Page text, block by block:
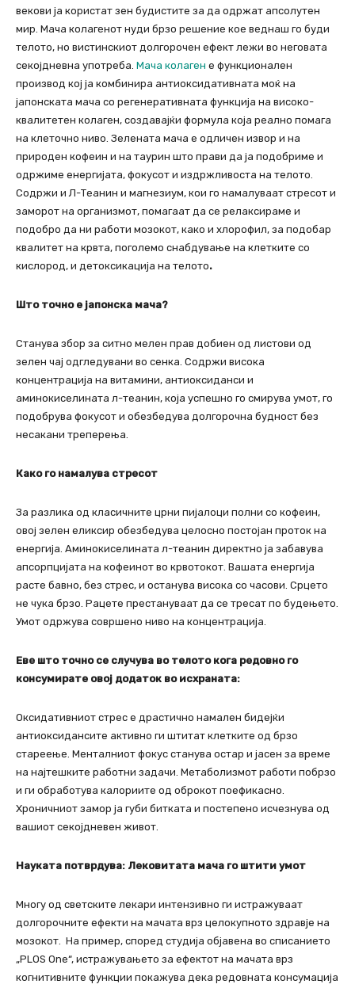
векови ја користат зен будистите за да одржат апсолутен
мир. Мача колагенот нуди брзо решение кое веднаш го буди
телото, но вистинскиот долгорочен ефект лежи во неговата
секојдневна употреба. Мача колаген е функционален
производ кој ја комбинира антиоксидативната моќ на
јапонската мача со регенеративната функција на високо-
квалитетен колаген, создавајќи формула која реално помага
на клеточно ниво. Зелената мача е одличен извор и на
природен кофеин и на таурин што прави да ја подобриме и
одржиме енергијата, фокусот и издржливоста на телото.
Содржи и Л-Теанин и магнезиум, кои го намалуваат стресот и
заморот на организмот, помагаат да се релаксираме и
подобро да ни работи мозокот, како и хлорофил, за подобар
квалитет на крвта, поголемо снабдување на клетките со
кислород, и детоксикација на телото.
Што точно е јапонска мача?
Станува збор за ситно мелен прав добиен од листови од
зелен чај одгледувани во сенка. Содржи висока
концентрација на витамини, антиоксиданси и
аминокиселината л-теанин, која успешно го смирува умот, го
подобрува фокусот и обезбедува долгорочна будност без
несакани треперења.
Како го намалува стресот
За разлика од класичните црни пијалоци полни со кофеин,
овој зелен еликсир обезбедува целосно постојан проток на
енергија. Аминокиселината л-теанин директно ја забавува
апсорпцијата на кофеинот во крвотокот. Вашата енергија
расте бавно, без стрес, и останува висока со часови. Срцето
не чука брзо. Рацете престануваат да се тресат по будењето.
Умот одржува совршено ниво на концентрација.
Еве што точно се случува во телото кога редовно го
консумирате овој додаток во исхраната:
Оксидативниот стрес е драстично намален бидејќи
антиоксидансите активно ги штитат клетките од брзо
стареење. Менталниот фокус станува остар и јасен за време
на најтешките работни задачи. Метаболизмот работи побрзо
и ги обработува калориите од оброкот поефикасно.
Хроничниот замор ја губи битката и постепено исчезнува од
вашиот секојдневен живот.
Науката потврдува: Лековитата мача го штити умот
Многу од светските лекари интензивно ги истражуваат
долгорочните ефекти на мачата врз целокупното здравје на
мозокот. На пример, според студија објавена во списанието
„PLOS One“, истражувањето за ефектот на мачата врз
когнитивните функции покажува дека редовната консумација